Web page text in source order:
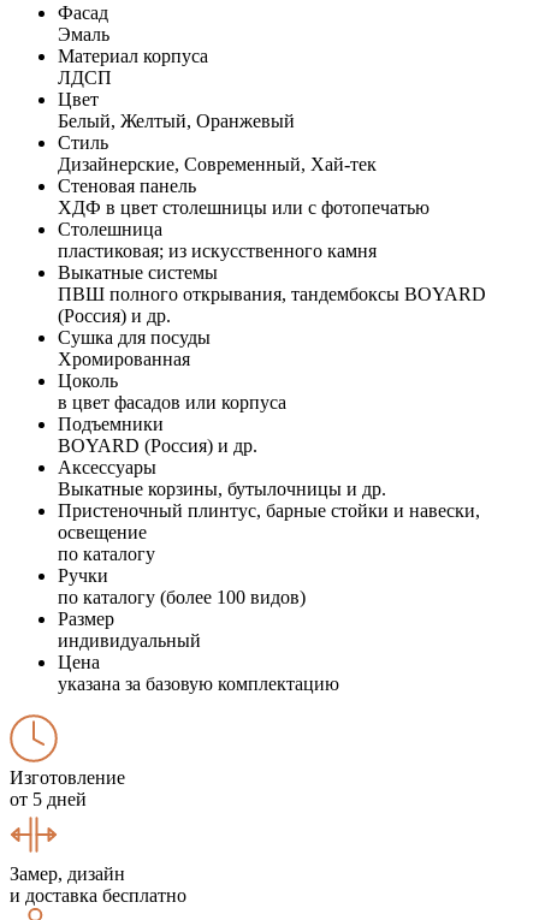
Фасад
Эмаль
Материал корпуса
ЛДСП
Цвет
Белый, Желтый, Оранжевый
Стиль
Дизайнерские, Современный, Хай-тек
Стеновая панель
ХДФ в цвет столешницы или с фотопечатью
Столешница
пластиковая; из искусственного камня
Выкатные системы
ПВШ полного открывания, тандембоксы BOYARD
(Россия) и др.
Сушка для посуды
Хромированная
Цоколь
в цвет фасадов или корпуса
Подъемники
BOYARD (Россия) и др.
Аксессуары
Выкатные корзины, бутылочницы и др.
Пристеночный плинтус, барные стойки и навески,
освещение
по каталогу
Ручки
по каталогу (более 100 видов)
Размер
индивидуальный
Цена
указана за базовую комплектацию
Изготовление
от 5 дней
Замер, дизайн
и доставка бесплатно